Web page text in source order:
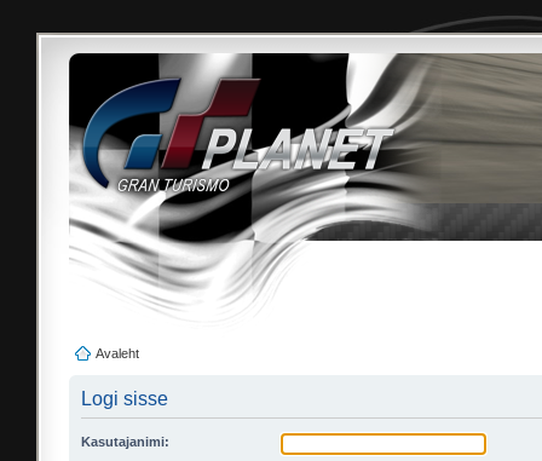
Avaleht
Logi sisse
Kasutajanimi: